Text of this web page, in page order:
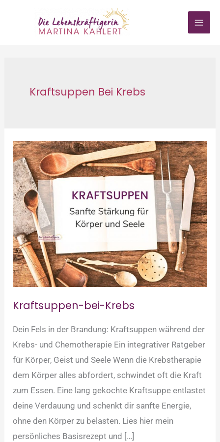
Kraftsuppen Bei Krebs
Kraftsuppen-bei-Krebs
Dein Fels in der Brandung: Kraftsuppen während der
Krebs- und Chemotherapie Ein integrativer Ratgeber
für Körper, Geist und Seele Wenn die Krebstherapie
dem Körper alles abfordert, schwindet oft die Kraft
zum Essen. Eine lang gekochte Kraftsuppe entlastet
deine Verdauung und schenkt dir sanfte Energie,
ohne den Körper zu belasten. Lies hier mein
persönliches Basisrezept und […]
Kraftsuppen-
bei-
Krebs